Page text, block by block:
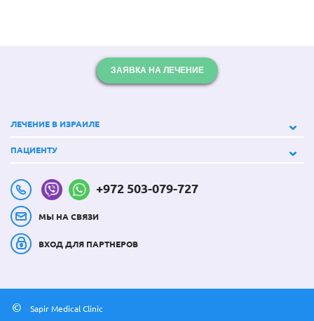
ЗАЯВКА НА ЛЕЧЕНИЕ
ЛЕЧЕНИЕ В ИЗРАИЛЕ
ПАЦИЕНТУ
+972 503-079-727
МЫ НА СВЯЗИ
ВХОД ДЛЯ ПАРТНЕРОВ
© Sapir Medical Clinic